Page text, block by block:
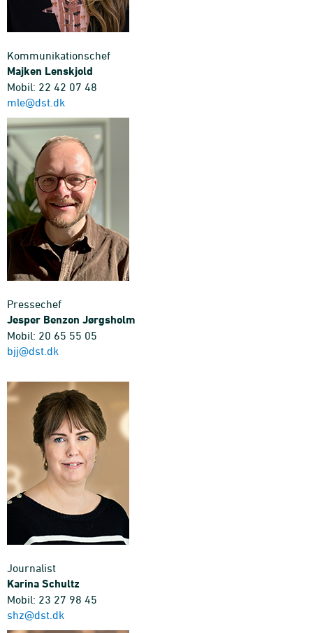
Kommunikationschef
Majken Lenskjold
Mobil: 22 42 07 48
mle@dst.dk
Pressechef
Jesper Benzon Jørgsholm
Mobil: 20 65 55 05
bjj@dst.dk
Journalist
Karina Schultz
Mobil: 23 27 98 45
shz@dst.dk